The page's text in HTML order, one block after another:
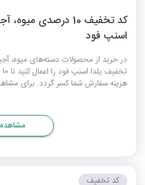
کد تخفیف 10 درصدی
اسنپ فود
در خرید از محصولات دسته‌های میوه،
هزینه سفارش شما کسر گردد. برای
مشاهده
کد تخفیف